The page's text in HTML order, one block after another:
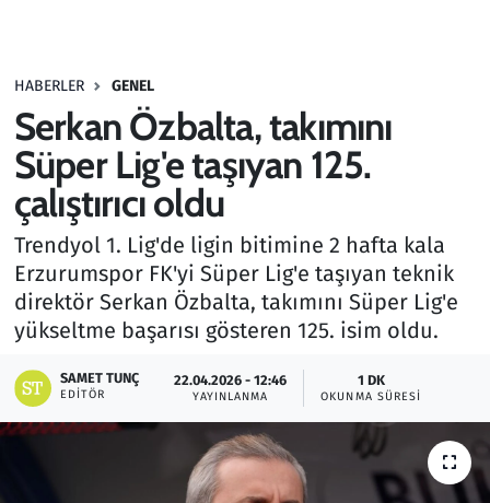
HABERLER GENEL
Serkan Özbalta, takımını
Süper Lig'e taşıyan 125.
çalıştırıcı oldu
Trendyol 1. Lig'de ligin bitimine 2 hafta kala
Erzurumspor FK'yi Süper Lig'e taşıyan teknik
direktör Serkan Özbalta, takımını Süper Lig'e
yükseltme başarısı gösteren 125. isim oldu.
SAMET TUNÇ
EDITÖR
22.04.2026 - 12:46
YAYINLANMA
1 DK
OKUNMA SÜRESI
Haber
Kültür Sanat
Kurumsal Haberler
Lezzet Durağı
Memur ve Kamu
Otomobil
Oyun